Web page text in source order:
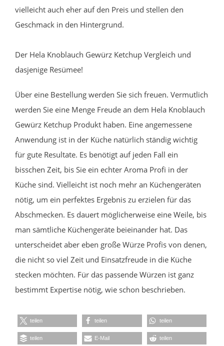
vielleicht auch eher auf den Preis und stellen den
Geschmack in den Hintergrund.
Der Hela Knoblauch Gewürz Ketchup Vergleich und
dasjenige Resümee!
Über eine Bestellung werden Sie sich freuen. Vermutlich
werden Sie eine Menge Freude an dem Hela Knoblauch
Gewürz Ketchup Produkt haben. Eine angemessene
Anwendung ist in der Küche natürlich ständig wichtig
für gute Resultate. Es benötigt auf jeden Fall ein
bisschen Zeit, bis Sie ein echter Aroma Profi in der
Küche sind. Vielleicht ist noch mehr an Küchengeräten
nötig, um ein perfektes Ergebnis zu erzielen für das
Abschmecken. Es dauert möglicherweise eine Weile, bis
man sämtliche Küchengeräte beieinander hat. Das
unterscheidet aber eben große Würze Profis von denen,
die nicht so viel Zeit und Einsatzfreude in die Küche
stecken möchten. Für das passende Würzen ist ganz
bestimmt Expertise nötig, wie schon beschrieben.
teilen teilen teilen
teilen E-Mail teilen